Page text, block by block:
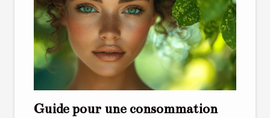
Guide pour une consommation